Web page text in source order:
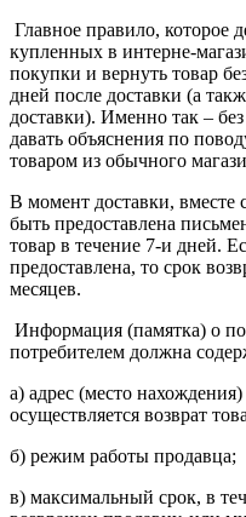
Главное правило, которое
купленных в интерне-
покупки и вернуть товар
дней после доставки (а
доставки). Именно так –
давать объяснения по
товаром из обычного
В момент доставки, вместе
быть предоставлена
товар в течение 7-и дней.
предоставлена, то срок
месяцев.
Информация (памятка) о
потребителем должна
а) адрес (место
осуществляется возврат
б) режим работы продавца;
в) максимальный срок, в